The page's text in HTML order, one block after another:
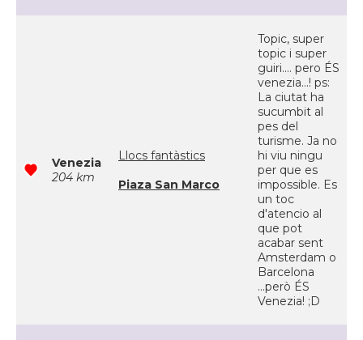
Venezia
204 km
Llocs fantàstics
Piaza San Marco
Topic, super
topic i super
guiri.... pero ÉS
venezia...! ps:
La ciutat ha
sucumbit al
pes del
turisme. Ja no
hi viu ningu
per que es
impossible. Es
un toc
d'atencio al
que pot
acabar sent
Amsterdam o
Barcelona
...però ÉS
Venezia! ;D